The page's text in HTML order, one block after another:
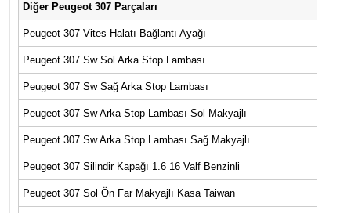
Diğer Peugeot 307 Parçaları
Peugeot 307 Vites Halatı Bağlantı Ayağı
Peugeot 307 Sw Sol Arka Stop Lambası
Peugeot 307 Sw Sağ Arka Stop Lambası
Peugeot 307 Sw Arka Stop Lambası Sol Makyajlı
Peugeot 307 Sw Arka Stop Lambası Sağ Makyajlı
Peugeot 307 Silindir Kapağı 1.6 16 Valf Benzinli
Peugeot 307 Sol Ön Far Makyajlı Kasa Taiwan